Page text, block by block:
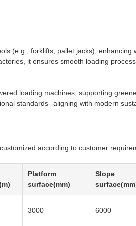
(e.g., forklifts, pallet jacks),
it ensures smooth loading
loading machines, supporting
standards--aligning with modern
according to customer
Platform
surface(mm)
Slope
3000 6000